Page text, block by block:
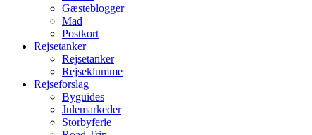
Gæsteblogger
Mad
Postkort
Rejsetanker
Rejsetanker
Rejseklumme
Rejseforslag
Byguides
Julemarkeder
Storbyferie